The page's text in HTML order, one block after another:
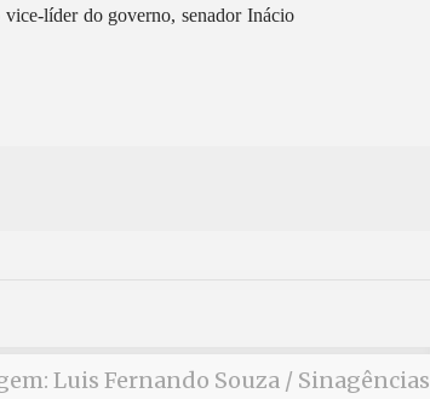
líder do governo, senador Inácio
Luis Fernando Souza / Sinagências